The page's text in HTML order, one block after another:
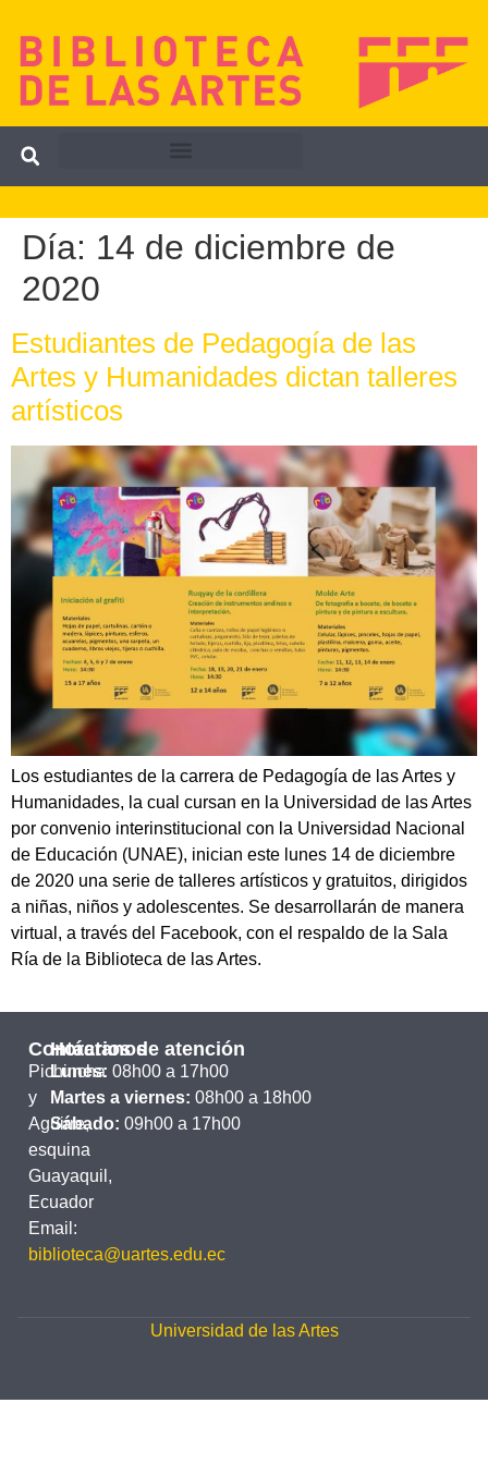
Día: 14 de diciembre de
2020
Estudiantes de Pedagogía de las
Artes y Humanidades dictan talleres
artísticos
Los estudiantes de la carrera de Pedagogía de las Artes y
Humanidades, la cual cursan en la Universidad de las Artes
por convenio interinstitucional con la Universidad Nacional
de Educación (UNAE), inician este lunes 14 de diciembre
de 2020 una serie de talleres artísticos y gratuitos, dirigidos
a niñas, niños y adolescentes. Se desarrollarán de manera
virtual, a través del Facebook, con el respaldo de la Sala
Ría de la Biblioteca de las Artes.
Contáctanos
Pichincha
y
Aguirre,
esquina
Guayaquil,
Ecuador
Email:
biblioteca@uartes.edu.ec
Horarios de atención
Lunes: 08h00 a 17h00
Martes a viernes: 08h00 a 18h00
Sábado: 09h00 a 17h00
Universidad de las Artes